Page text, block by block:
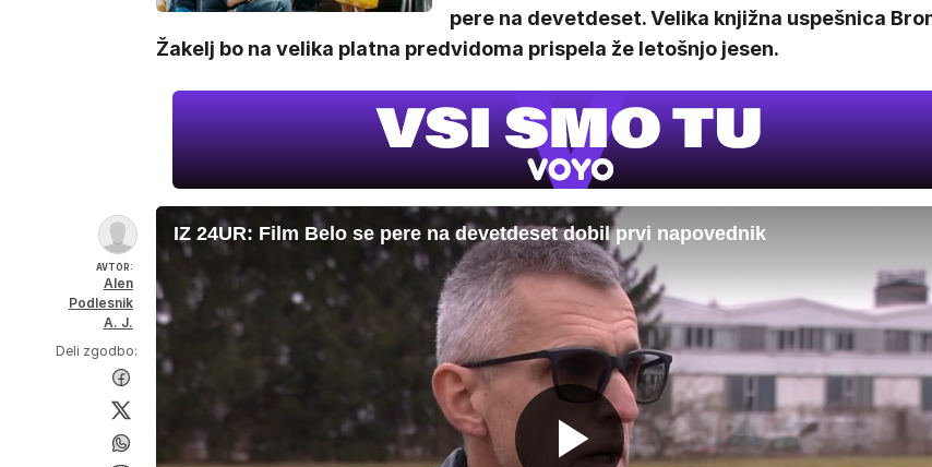
pere na devetdeset. Velika knjižna uspešnica
Žakelj bo na velika platna predvidoma prispela že letošnjo jesen.
AVTOR:
Alen
Podlesnik
A. J.
Deli zgodbo:
IZ 24UR: Film Belo se pere na devetdeset dobil prvi napovednik